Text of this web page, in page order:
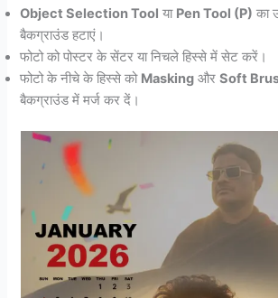
Object Selection Tool या Pen Tool (P) का
बैकग्राउंड हटाएं।
फोटो को पोस्टर के सेंटर या निचले हिस्से में सेट करें।
फोटो के नीचे के हिस्से को Masking औरSoft
बैकग्राउंड में मर्ज कर दें।